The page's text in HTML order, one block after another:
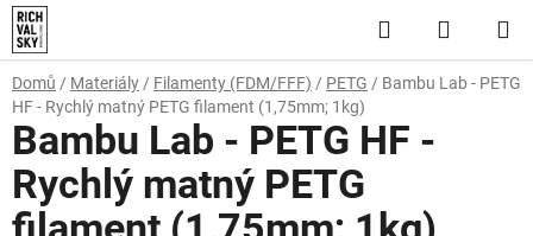
Přejít
na
obsah
Hledat
KOŠÍK
Domů / Materiály / Filamenty (FDM/FFF) / PETG / Bambu Lab - PETG
HF - Rychlý matný PETG filament (1,75mm; 1kg)
Bambu Lab - PETG HF -
Rychlý matný PETG